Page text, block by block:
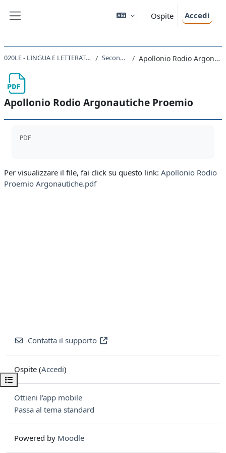
Ospite Accedi
Apri indice del corso
020LE - LINGUA E LETTERATURA LATINA 2020 Seconda unità Apollonio Rodio Argonautiche Proemio
Apollonio Rodio Argonautiche Proemio
PDF
Per visualizzare il file, fai click su questo link: Apollonio Rodio
Proemio Argonautiche.pdf
Contatta il supporto
Ospite (Accedi)
Ottieni l'app mobile
Passa al tema standard
Powered by Moodle